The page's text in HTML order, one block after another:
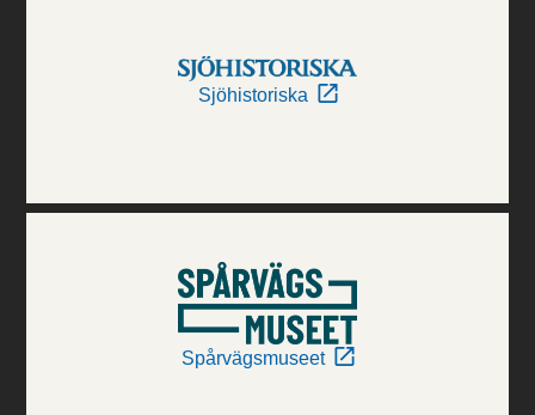
Sjöhistoriska
Spårvägsmuseet